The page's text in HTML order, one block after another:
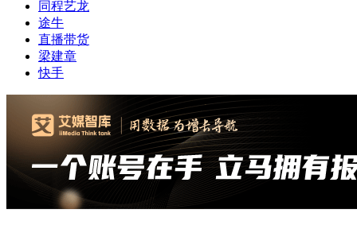
同程艺龙
途牛
直播带货
梁建章
快手